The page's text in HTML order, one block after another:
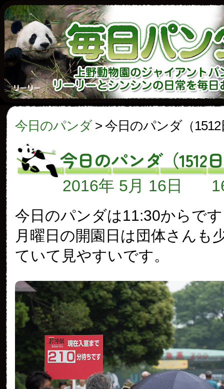
今日のパンダ> 今日のパンダ（1512
今日のパンダ（1512
2016年 5月 16日
今日のパンダは11:30からで
月曜日の開園日は団体さんも
ていて見やすいです。